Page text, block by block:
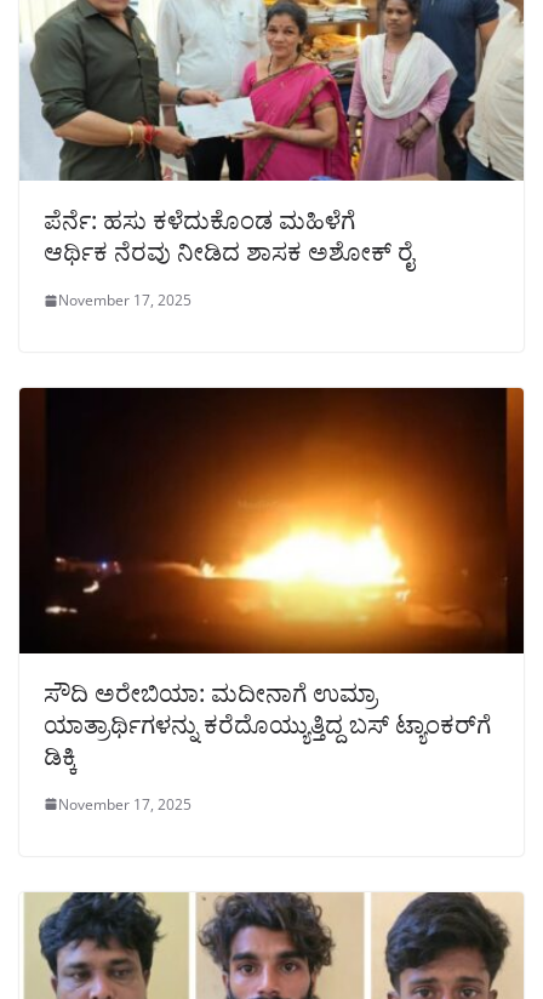
ಪೆರ್ನೆ: ಹಸು ಕಳೆದುಕೊಂಡ ಮಹಿಳೆಗೆ
ಆರ್ಥಿಕ ನೆರವು ನೀಡಿದ ಶಾಸಕ ಅಶೋಕ್ ರೈ
November 17, 2025
ಸೌದಿ ಅರೇಬಿಯಾ: ಮದೀನಾಗೆ ಉಮ್ರಾ
ಯಾತ್ರಾರ್ಥಿಗಳನ್ನು ಕರೆದೊಯ್ಯುತ್ತಿದ್ದ ಬಸ್‌ ಟ್ಯಾಂಕರ್‌ಗೆ
ಡಿಕ್ಕಿ
November 17, 2025